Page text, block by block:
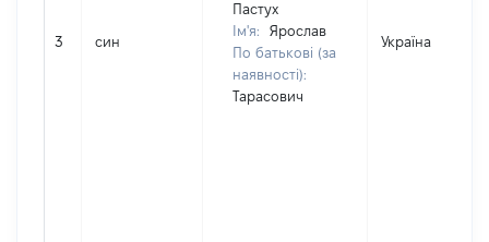
3 син
Пастух
Ім'я:
Ярослав
По батькові (за
наявності):
Тарасович
Україна